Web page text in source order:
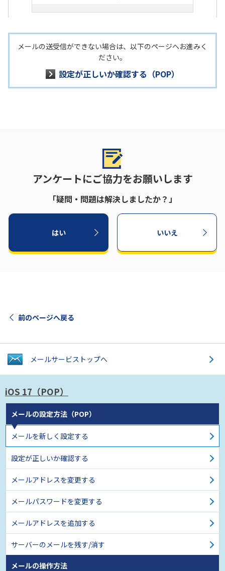
メールの送受信ができない場合は、以下のページへお進みく
ださい。
設定が正しいか確認する（POP）
アンケートにご協力をお願いします
「疑問・問題は解決しましたか？」
はい いいえ
前のページへ戻る
メールサービス トップへ
iOS 17（POP）
メールの設定方法（POP）
メールを新しく設定する
設定が正しいか確認する
メールアドレスを変更する
メールパスワードを変更する
メールアドレスを追加する
サーバーのメールを残す/消す
メールの操作方法